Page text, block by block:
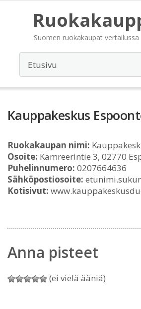
Suomen ruokakaupat vertailussa
Kauppakeskus
Ruokakaupan nimi:
Osoite: Kamreerintie 3, 02770
Puhelinnumero: 0207664636
Sähköpostiosoite:
Kotisivut:
Anna pisteet
(ei vielä ääniä)